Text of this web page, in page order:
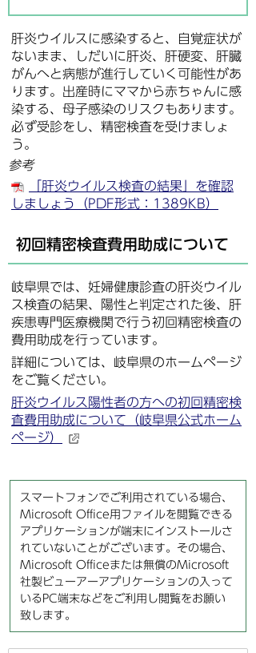
肝炎ウイルスに感染すると、自覚症状が
ないまま、しだいに肝炎、肝硬変、肝臓
がんへと病態が進行していく可能性があ
ります。出産時にママから赤ちゃんに感
染する、母子感染のリスクもあります。
必ず受診をし、精密検査を受けましょ
う。
参考
「肝炎ウイルス検査の結果」を確認
しましょう（PDF形式：1389KB）
初回精密検査費用助成について
岐阜県では、妊婦健康診査の肝炎ウイル
ス検査の結果、陽性と判定された後、肝
疾患専門医療機関で行う初回精密検査の
費用助成を行っています。
詳細については、岐阜県のホームページ
をご覧ください。
肝炎ウイルス陽性者の方への初回精密検
査費用助成について（岐阜県公式ホーム
ページ）
スマートフォンでご利用されている場合、
Microsoft Office用ファイルを閲覧できる
アプリケーションが端末にインストールさ
れていないことがございます。その場合、
Microsoft Officeまたは無償のMicrosoft
社製ビューアーアプリケーションの入って
いるPC端末などをご利用し閲覧をお願い
致します。